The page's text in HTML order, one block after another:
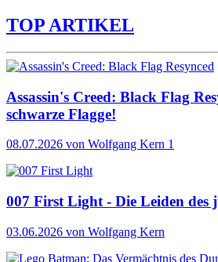
TOP ARTIKEL
Assassin's Creed: Black Flag
schwarze Flagge!
08.07.2026 von Wolfgang Kern 1
007 First Light - Die Leiden des
03.06.2026 von Wolfgang Kern